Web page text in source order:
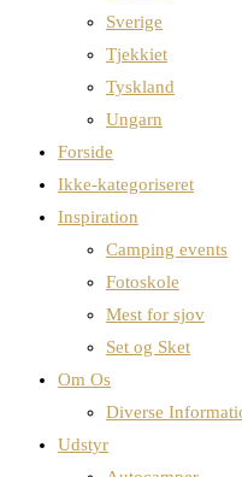
Sverige
Tjekkiet
Tyskland
Ungarn
Forside
Ikke-kategoriseret
Inspiration
Camping events
Fotoskole
Mest for sjov
Set og Sket
Om Os
Diverse
Udstyr